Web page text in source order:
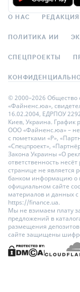
О НАС РЕДАКЦИЯ
ПОЛИТИКА ИИ
СПЕЦПРОЕКТЫ
© 2000–2026 Общество
«Файненс.юа»,
16.02.2004, ЕДРПОУ
Киев, Украина. График
ООО «Файненс.юа» –
с пометками «Р»,
«Спецпроект»,
Закона Украины «О
ответственность
странице не является
банком информацию о
официальном сайте
материалов и данных с
https://finance.ua.
Мы не взимаем плату
предложений в
размещения
сайте защищены